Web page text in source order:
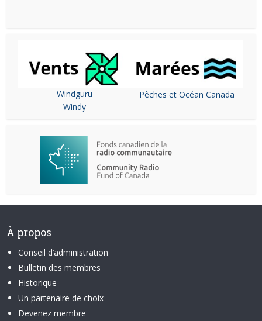
Windguru
Windy
Pêches et Océan Canada
À propos
Conseil d’administration
Bulletin des membres
Historique
Un partenaire de choix
Devenez membre